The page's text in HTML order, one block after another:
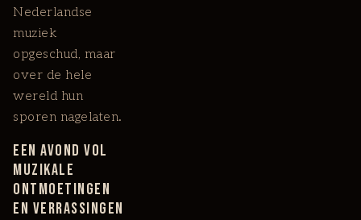
Nederlandse
muziek
opgeschud, maar
over de hele
wereld hun
sporen nagelaten.
Een avond vol
muzikale
ontmoetingen
en verrassingen